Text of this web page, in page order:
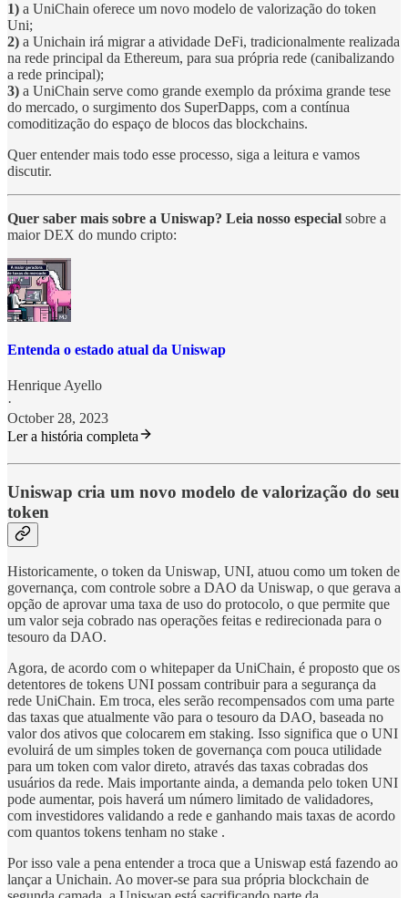
1) a UniChain oferece um novo modelo de valorização do token
Uni;
2) a Unichain irá migrar a atividade DeFi, tradicionalmente realizada
na rede principal da Ethereum, para sua própria rede (canibalizando
a rede principal);
3) a UniChain serve como grande exemplo da próxima grande tese
do mercado, o surgimento dos SuperDapps, com a contínua
comoditização do espaço de blocos das blockchains.
Quer entender mais todo esse processo, siga a leitura e vamos
discutir.
Quer saber mais sobre a Uniswap? Leia nosso especial sobre a
maior DEX do mundo cripto:
Entenda o estado atual da Uniswap
Henrique Ayello
·
October 28, 2023
Ler a história completa
Uniswap cria um novo modelo de valorização do seu
token
Historicamente, o token da Uniswap, UNI, atuou como um token de
governança, com controle sobre a DAO da Uniswap, o que gerava a
opção de aprovar uma taxa de uso do protocolo, o que permite que
um valor seja cobrado nas operações feitas e redirecionada para o
tesouro da DAO.
Agora, de acordo com o whitepaper da UniChain, é proposto que os
detentores de tokens UNI possam contribuir para a segurança da
rede UniChain. Em troca, eles serão recompensados com uma parte
das taxas que atualmente vão para o tesouro da DAO, baseada no
valor dos ativos que colocarem em staking. Isso significa que o UNI
evoluirá de um simples token de governança com pouca utilidade
para um token com valor direto, através das taxas cobradas dos
usuários da rede. Mais importante ainda, a demanda pelo token UNI
pode aumentar, pois haverá um número limitado de validadores,
com investidores validando a rede e ganhando mais taxas de acordo
com quantos tokens tenham no stake .
Por isso vale a pena entender a troca que a Uniswap está fazendo ao
lançar a Unichain. Ao mover-se para sua própria blockchain de